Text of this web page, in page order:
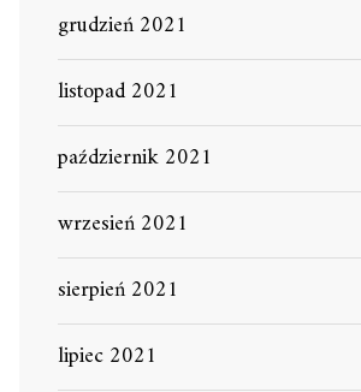
grudzień 2021
listopad 2021
październik 2021
wrzesień 2021
sierpień 2021
lipiec 2021